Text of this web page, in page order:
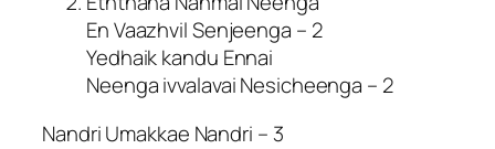
En Vaazhvil Senjeenga – 2
Yedhaik kandu Ennai
Neenga ivvalavai Nesicheenga – 2
Nandri Umakkae Nandri – 3